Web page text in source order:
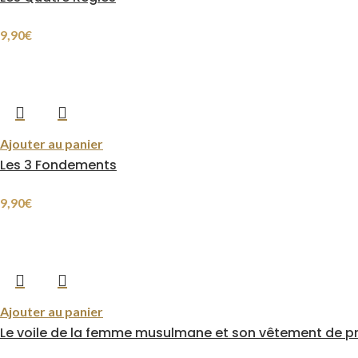
9,90€
Ajouter au panier
Les 3 Fondements
9,90€
Ajouter au panier
Le voile de la femme musulmane et son vêtement de